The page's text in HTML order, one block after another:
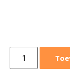
ventilatorbox